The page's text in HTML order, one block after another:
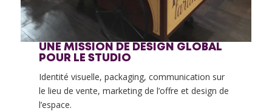
UNE MISSION DE DESIGN GLOBAL
POUR LE STUDIO
Identité visuelle, packaging, communication sur
le lieu de vente, marketing de l’offre et design de
l’espace.